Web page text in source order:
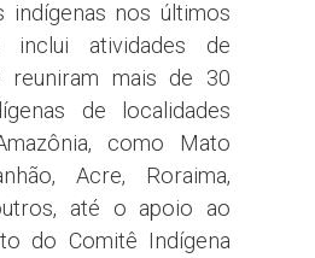
indígenas nos últimos
atividades de
reuniram mais de 30
de localidades
como Mato
Acre, Roraima,
até o apoio ao
do Comitê Indígena